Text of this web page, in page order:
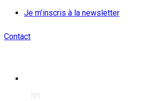
Je m’inscris à la newsletter
Contact